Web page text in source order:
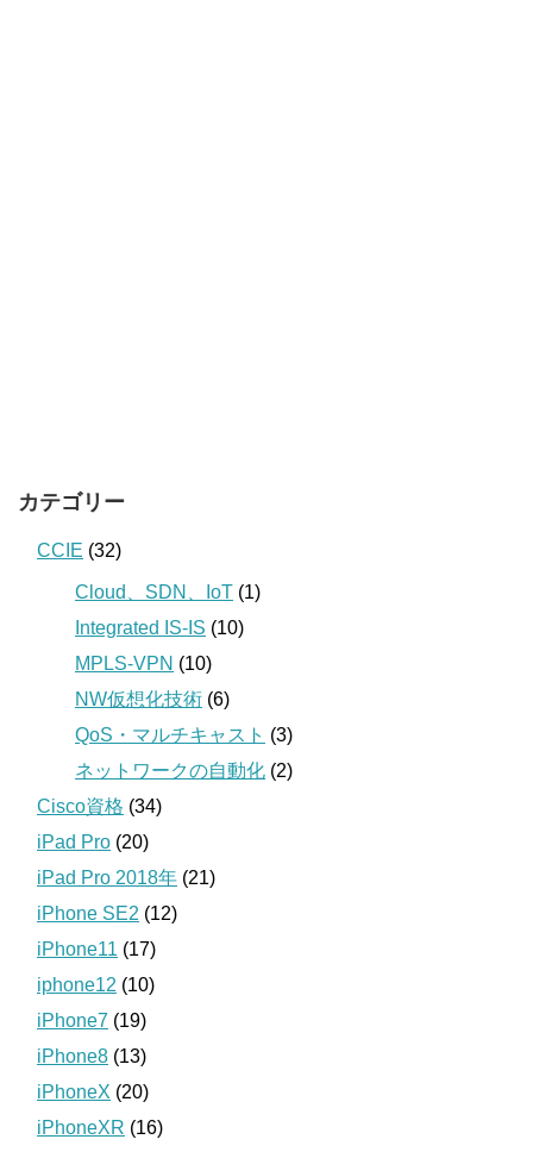
カテゴリー
CCIE (32)
Cloud、SDN、IoT (1)
Integrated IS-IS (10)
MPLS-VPN (10)
NW仮想化技術 (6)
QoS・マルチキャスト (3)
ネットワークの自動化 (2)
Cisco資格 (34)
iPad Pro (20)
iPad Pro 2018年 (21)
iPhone SE2 (12)
iPhone11 (17)
iphone12 (10)
iPhone7 (19)
iPhone8 (13)
iPhoneX (20)
iPhoneXR (16)